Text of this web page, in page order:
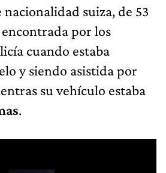
suiza, de 53
por los
cuando estaba
y siendo asistida por
su vehículo estaba
.